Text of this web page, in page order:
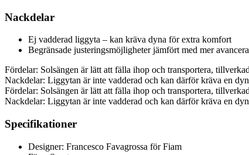
Nackdelar
Ej vadderad liggyta – kan kräva dyna för extra komfort
Begränsade justeringsmöjligheter jämfört med mer
Fördelar: Solsängen är lätt att fälla ihop och transportera,
Nackdelar: Liggytan är inte vadderad och kan därför kräva en
Fördelar: Solsängen är lätt att fälla ihop och transportera,
Nackdelar: Liggytan är inte vadderad och kan därför kräva en
Specifikationer
Designer: Francesco Favagrossa för Fiam